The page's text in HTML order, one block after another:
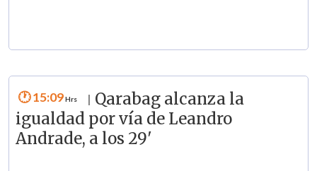
15:09
Qarabag alcanza la
igualdad por vía de Leandro
Andrade, a los 29'